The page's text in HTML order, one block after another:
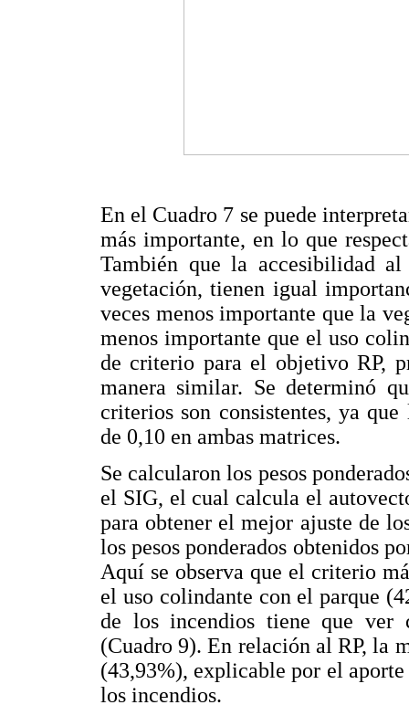
En el Cuadro 7 se puede
más importante, en lo que
También que la accesibilidad
vegetación, tienen igual
veces menos importante que la
menos importante que el uso
de criterio para el objetivo RP,
manera similar. Se determinó
criterios son consistentes, ya
de 0,10 en ambas matrices.
Se calcularon los pesos
el SIG, el cual calcula el
para obtener el mejor ajuste de
los pesos ponderados obtenidos
Aquí se observa que el criterio
el uso colindante con el parque
de los incendios tiene que ver
(Cuadro 9). En relación al RP, la
(43,93%), explicable por el
los incendios.